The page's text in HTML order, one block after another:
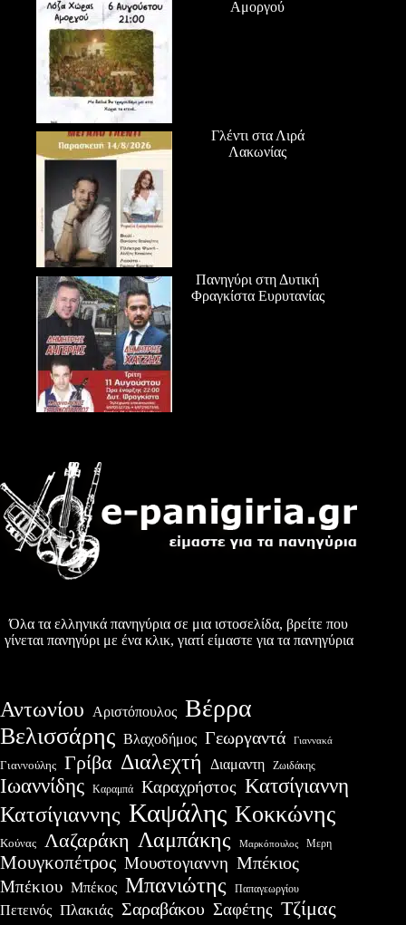
Αμοργού
Γλέντι στα Λιρά
Λακωνίας
Πανηγύρι στη Δυτική
Φραγκίστα Ευρυτανίας
Όλα τα ελληνικά πανηγύρια σε μια ιστοσελίδα, βρείτε που
γίνεται πανηγύρι με ένα κλικ, γιατί είμαστε για τα πανηγύρια
Αντωνίου Αριστόπουλος Βέρρα
Βελισσάρης Βλαχοδήμος Γεωργαντά Γιαννακά
Γιαννούλης Γρίβα Διαλεχτή Διαμαντη Ζωιδάκης
Ιωαννίδης Καραμπά Καραχρήστος Κατσίγιαννη
Κατσίγιαννης Καψάλης Κοκκώνης
Κούνας Λαζαράκη Λαμπάκης Μαρκόπουλος Μερη
Μουγκοπέτρος Μουστογιαννη Μπέκιος
Μπέκιου Μπέκος Μπανιώτης Παπαγεωργίου
Πετεινός Πλακιάς Σαραβάκου Σαφέτης Τζίμας